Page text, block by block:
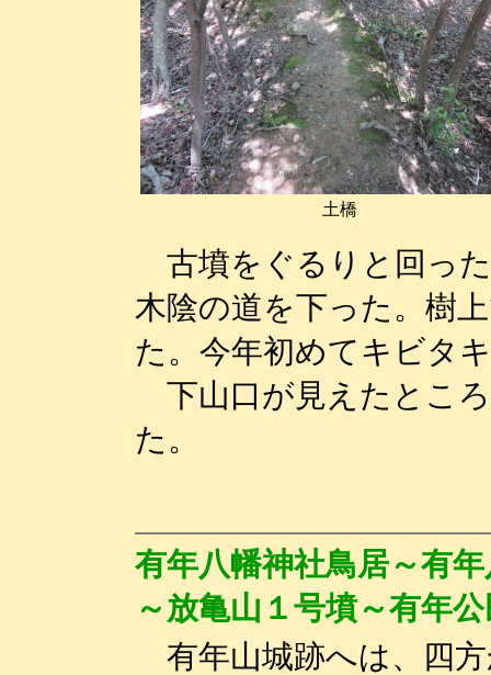
土橋
古墳をぐるりと回っ
木陰の道を下った。樹
た。今年初めてキビタ
下山口が見えたとこ
た。
有年八幡神社鳥居～有
～放亀山１号墳～有年
有年山城跡へは、四